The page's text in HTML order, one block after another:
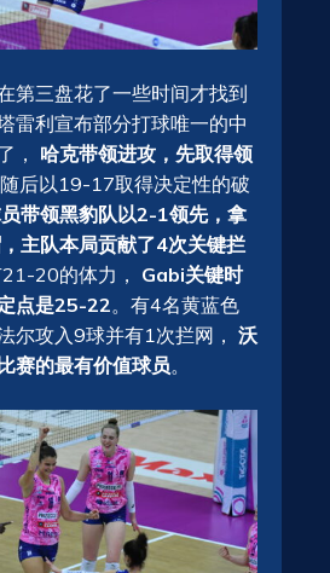
第三盘花了一些时间才找到
雷利宣布部分打球唯一的中
， 哈克带领进攻，先取得领
随后以19-17取得决定性的破
带领黑豹队以2-1领先，拿
主队本局贡献了4次关键拦
20的体力， Gabi关键时
点是25-22。有4名黄蓝色
尔攻入9球并有1次拦网， 沃
赛的最有价值球员。